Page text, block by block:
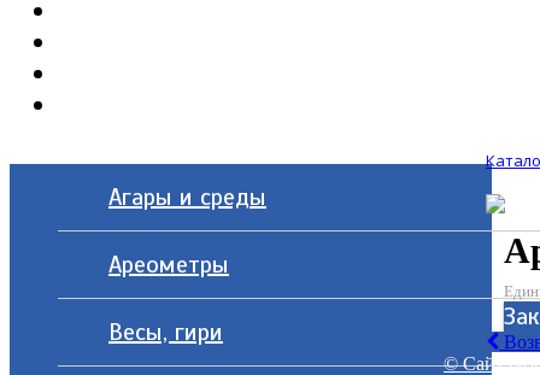
Агары и среды
Ареометры
Весы, гири
© Сайт